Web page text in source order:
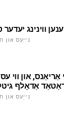
ווינינג
נייַעס און
אַריאַנס, און ווי
אַדאָלף
נייַעס און